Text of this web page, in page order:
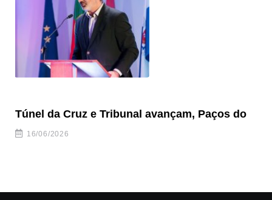
Túnel da Cruz e Tribunal avançam, Paços do
16/06/2026